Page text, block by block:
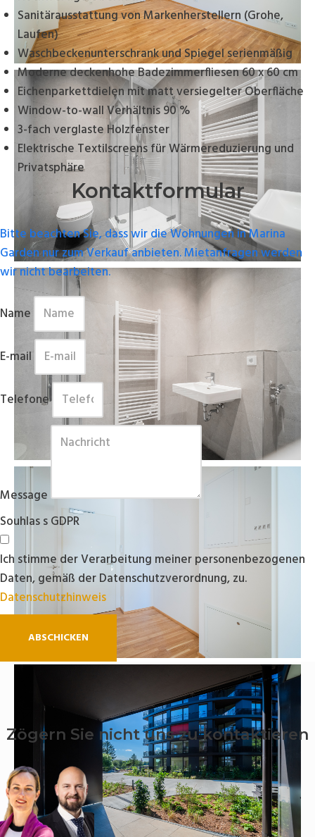
Sanitärausstattung von Markenherstellern (Grohe,
Laufen)
Waschbeckenunterschrank und Spiegel serienmäßig
Moderne deckenhohe Badezimmerfliesen 60 x 60 cm
Eichenparkettdielen mit matt versiegelter Oberfläche
Window-to-wall Verhältnis 90 %
3-fach verglaste Holzfenster
Elektrische Textilscreens für Wärmereduzierung und
Privatsphäre
Kontaktformular
Bitte beachten Sie, dass wir die Wohnungen in Marina
Garden nur zum Verkauf anbieten. Mietanfragen werden
wir nicht bearbeiten.
Name
E-mail
Telefone
Message
Souhlas s GDPR
Ich stimme der Verarbeitung meiner personenbezogenen
Daten, gemäß der Datenschutzverordnung, zu.
Datenschutzhinweis
ABSCHICKEN
Zögern Sie nicht uns zu kontaktieren